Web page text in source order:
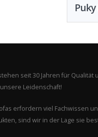
seit 30 Jahren für
Leidenschaft!
erfordern viel Fachwissen
sind wir in der Lage sie